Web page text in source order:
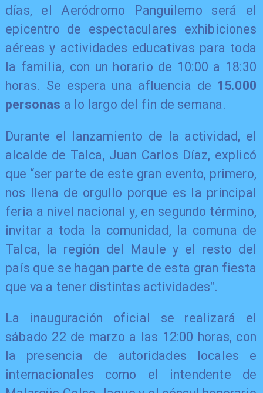
días, el Aeródromo Panguilemo será el
epicentro de espectaculares exhibiciones
aéreas y actividades educativas para toda
la familia, con un horario de 10:00 a 18:30
horas. Se espera una afluencia de 15.000
personas a lo largo del fin de semana.
Durante el lanzamiento de la actividad, el
alcalde de Talca, Juan Carlos Díaz, explicó
que “ser parte de este gran evento, primero,
nos llena de orgullo porque es la principal
feria a nivel nacional y, en segundo término,
invitar a toda la comunidad, la comuna de
Talca, la región del Maule y el resto del
país que se hagan parte de esta gran fiesta
que va a tener distintas actividades".
La inauguración oficial se realizará el
sábado 22 de marzo a las 12:00 horas, con
la presencia de autoridades locales e
internacionales como el intendente de